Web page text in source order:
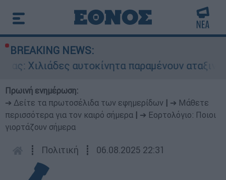
BREAKING NEWS:
αυτοκίνητα παραμένουν αταξινόμητα
Πρωινή ενημέρωση:
➔ Δείτε τα πρωτοσέλιδα των εφημερίδων
➔ Μάθετε
περισσότερα για τον καιρό σήμερα
➔ Εορτολόγιο: Ποιοι
γιορτάζουν σήμερα
┋ Πολιτική ┋ 06.08.2025 22:31